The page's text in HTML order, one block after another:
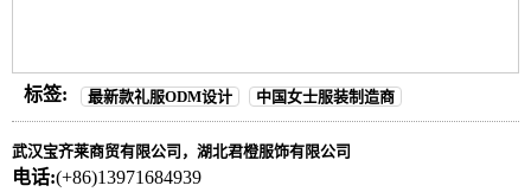
标签: 最新款礼服ODM设计 中国女士服装制造商
武汉宝齐莱商贸有限公司，湖北君橙服饰有限公司
电话:(+86)13971684939